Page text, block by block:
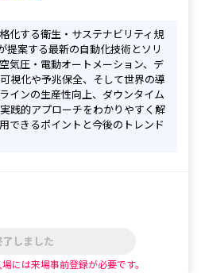
化する衛生・サステナビリティ規
案する最新の自動化技術とソリ
気圧・電動オートメーション、デ
視化や予兆保全、そして世界の導
インの生産性向上、ダウンタイム
践的アプローチをわかりやすく解
できるポイントと今後のトレンド
了しました
には来場事前登録が必要です。